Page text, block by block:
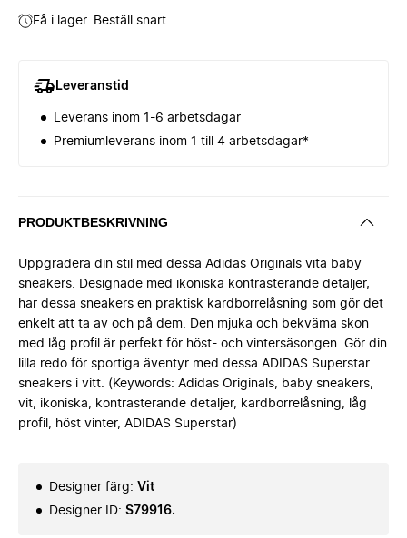
Få i lager. Beställ snart.
Leveranstid
Leverans inom 1-6 arbetsdagar
Premiumleverans inom 1 till 4 arbetsdagar*
PRODUKTBESKRIVNING
Uppgradera din stil med dessa Adidas Originals vita baby
sneakers. Designade med ikoniska kontrasterande detaljer,
har dessa sneakers en praktisk kardborrelåsning som gör det
enkelt att ta av och på dem. Den mjuka och bekväma skon
med låg profil är perfekt för höst- och vintersäsongen. Gör din
lilla redo för sportiga äventyr med dessa ADIDAS Superstar
sneakers i vitt. (Keywords: Adidas Originals, baby sneakers,
vit, ikoniska, kontrasterande detaljer, kardborrelåsning, låg
profil, höst vinter, ADIDAS Superstar)
Designer färg: Vit
Designer ID: S79916.